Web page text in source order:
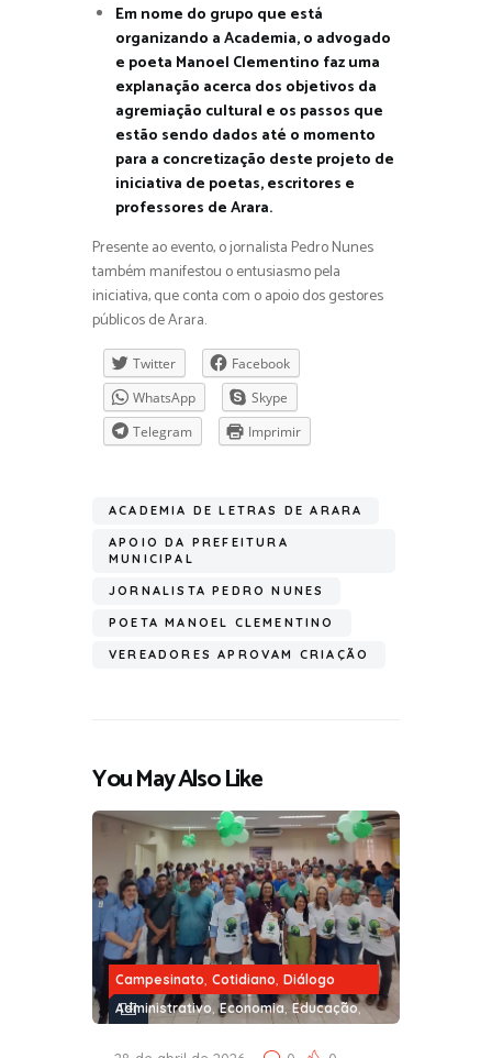
Em nome do grupo que está
organizando a Academia, o advogado
e poeta Manoel Clementino faz uma
explanação acerca dos objetivos da
agremiação cultural e os passos que
estão sendo dados até o momento
para a concretização deste projeto de
iniciativa de poetas, escritores e
professores de Arara.
Presente ao evento, o jornalista Pedro Nunes
também manifestou o entusiasmo pela
iniciativa, que conta com o apoio dos gestores
públicos de Arara.
Twitter
Facebook
WhatsApp
Skype
Telegram
Imprimir
ACADEMIA DE LETRAS DE ARARA
APOIO DA PREFEITURA
MUNICIPAL
JORNALISTA PEDRO NUNES
POETA MANOEL CLEMENTINO
VEREADORES APROVAM CRIAÇÃO
You May Also Like
Campesinato, Cotidiano, Diálogo
Administrativo,Economia,Educação,